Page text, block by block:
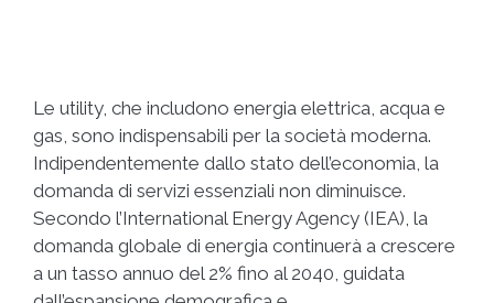
Le utility, che includono energia elettrica, acqua e
gas, sono indispensabili per la società moderna.
Indipendentemente dallo stato dell’economia, la
domanda di servizi essenziali non diminuisce.
Secondo l’International Energy Agency (IEA), la
domanda globale di energia continuerà a crescere
a un tasso annuo del 2% fino al 2040, guidata